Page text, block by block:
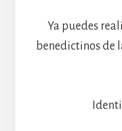
Ya puedes
benedictinos de